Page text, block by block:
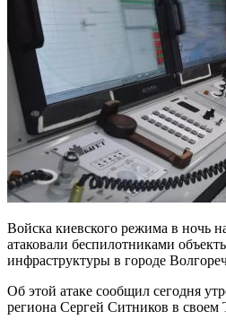
Войска киевского режима в ночь
атаковали беспилотниками
инфраструктуры в городе
Об этой атаке сообщил сегодня
региона Сергей Ситников в своем